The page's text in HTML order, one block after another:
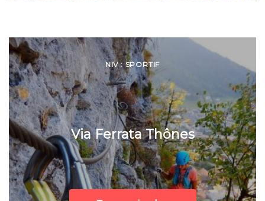
NIV : SPORTIF
Via Ferrata Thônes